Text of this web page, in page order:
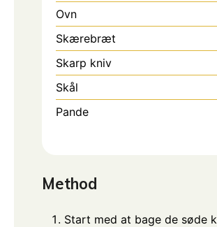
Ovn
Skærebræt
Skarp kniv
Skål
Pande
Method
Start med at bage de søde